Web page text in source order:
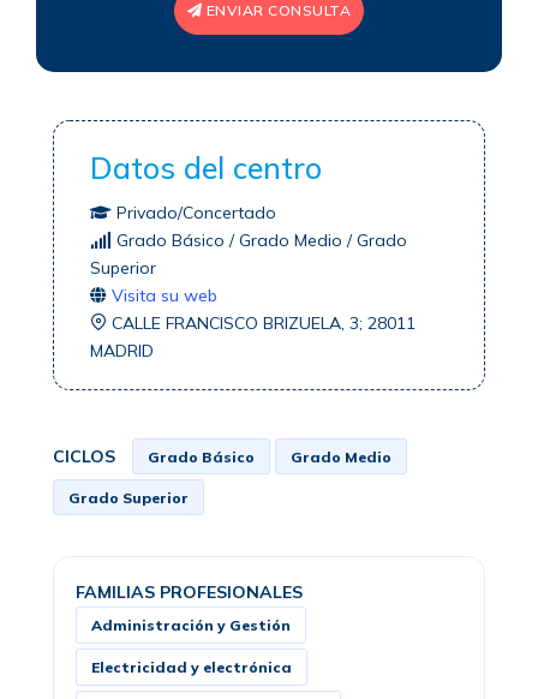
ENVIAR CONSULTA
Datos del centro
Privado/Concertado
Grado Básico / Grado Medio / Grado
Superior
Visita su web
CALLE FRANCISCO BRIZUELA, 3; 28011
MADRID
CICLOS Grado Básico Grado Medio
Grado Superior
FAMILIAS PROFESIONALES
Administración y Gestión
Electricidad y electrónica